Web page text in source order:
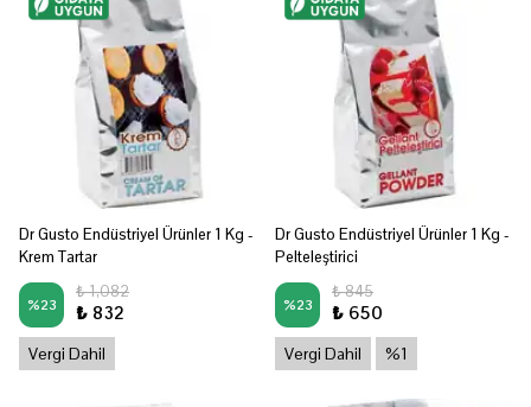
Dr Gusto Endüstriyel Ürünler 1 Kg -
Krem Tartar
%23
₺ 1,082
₺ 832
Vergi Dahil
Dr Gusto Endüstriyel Ürünler 1 Kg -
Pelteleştirici
%23
₺ 845
₺ 650
Vergi Dahil %1